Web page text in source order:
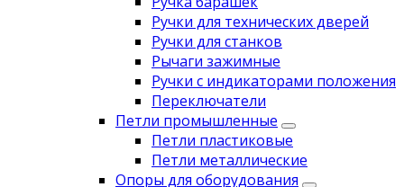
Ручки для технических дверей
Ручки для станков
Рычаги зажимные
Ручки с индикаторами положения
Переключатели
Петли промышленные
Петли пластиковые
Петли металлические
Опоры для оборудования